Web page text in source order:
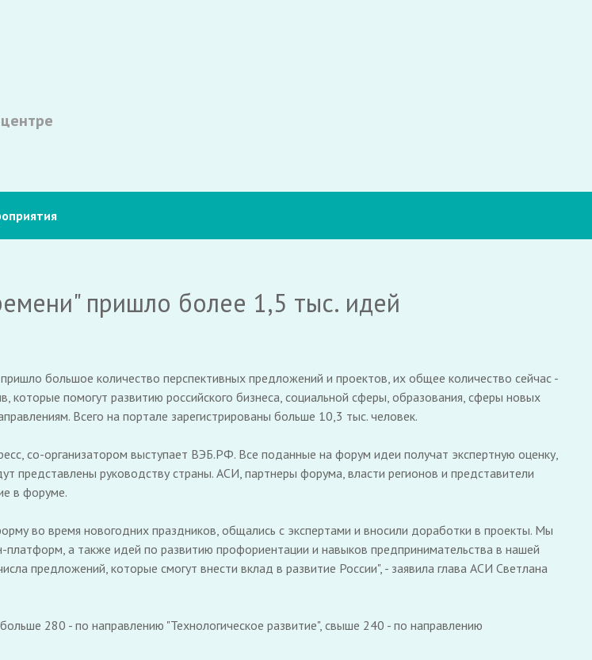
пришло более 1,5 тыс. идей
большое количество перспективных предложений и проектов, их общее количество сейчас -
помогут развитию российского бизнеса, социальной сферы, образования, сферы новых
Всего на портале зарегистрированы больше 10,3 тыс. человек.
со-организатором выступает ВЭБ.РФ. Все поданные на форум идеи получат экспертную оценку,
представлены руководству страны. АСИ, партнеры форума, власти регионов и представители
в форуме.
во время новогодних праздников, общались с экспертами и вносили доработки в проекты. Мы
а также идей по развитию профориентации и навыков предпринимательства в нашей
предложений, которые смогут внести вклад в развитие России", - заявила глава АСИ Светлана
280 - по направлению "Технологическое развитие", свыше 240 - по направлению